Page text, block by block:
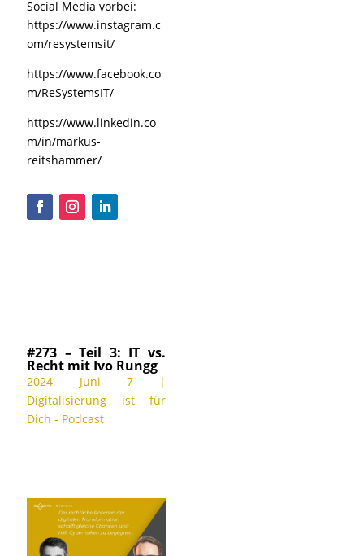
Social Media vorbei:
https://www.instagram.c
om/resystemsit/
https://www.facebook.co
m/ReSystemsIT/
https://www.linkedin.co
m/in/markus-
reitshammer/
#273 – Teil 3: IT vs.
Recht mit Ivo Rungg
2024 Juni 7|
Digitalisierung ist für
Dich - Podcast